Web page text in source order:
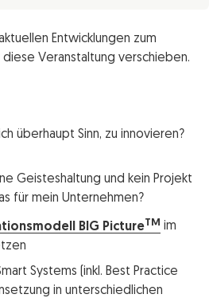
Entwicklungen zum
diese Veranstaltung verschieben.
überhaupt Sinn, zu innovieren?
Geisteshaltung und kein Projekt
für mein Unternehmen?
BIG PictureTM im
Systems (inkl. Best Practice
in unterschiedlichen